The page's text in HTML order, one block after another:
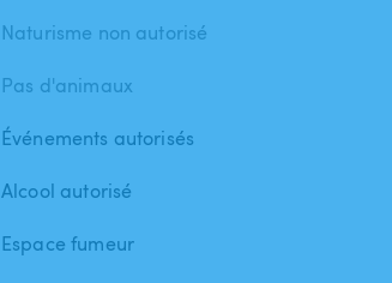
Naturisme non autorisé
Pas d'animaux
Événements autorisés
Alcool autorisé
Espace fumeur